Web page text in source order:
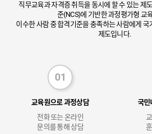
직무교육과 자격증 취득을 동시에 할 수 있는 제
준(NCS)에 기반한 과정평가형 교
이수한 사람 중 합격기준을 충족하는 사람에게
제도입니다.
교육원으로 과정상담
전화 또는 온라인
문의를 통해 상담
국민